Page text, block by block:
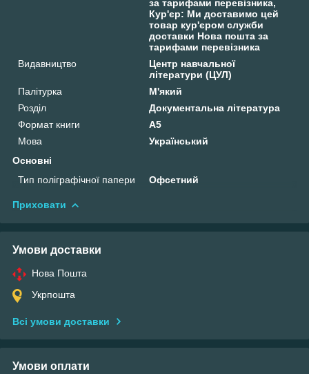
за тарифами перевізника,
Кур'єр: Ми доставимо цей
товар кур'єром служби
доставки Нова пошта за
тарифами перевізника
Видавництво
Центр навчальної
літератури (ЦУЛ)
Палітурка
М'який
Розділ
Документальна література
Формат книги
А5
Мова
Український
Основні
Тип поліграфічної папери
Офсетний
Приховати
Умови доставки
Нова Пошта
Укрпошта
Всі умови доставки
Умови оплати